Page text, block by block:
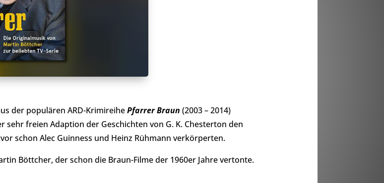
der populären ARD-KrimireihePfarrer Braun (2003 – 2014)
freien Adaption der Geschichten von G. K. Chesterton den
schon Alec Guinness und Heinz Rühmann verkörperten.
Böttcher, der schon die Braun-Filme der 1960er Jahre vertonte.